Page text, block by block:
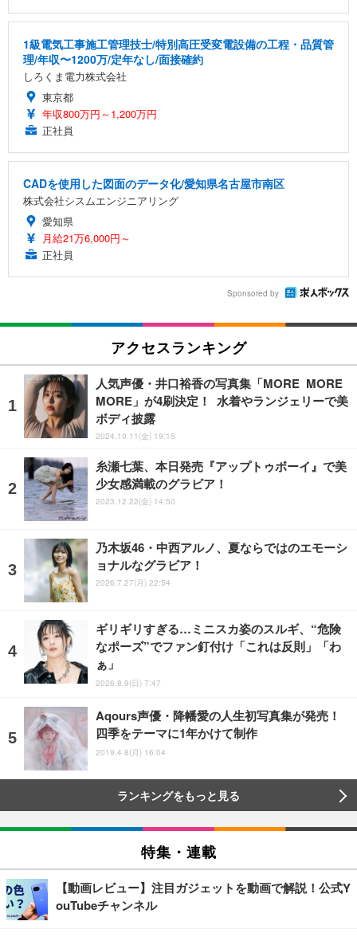
1級電気工事施工管理技士/特別高圧受変電設備の工程・品質管
理/年収〜1200万/定年なし/面接確約
しろくま電力株式会社
東京都
年収800万円～1,200万円
正社員
CADを使用した図面のデータ化/愛知県名古屋市南区
株式会社シスムエンジニアリング
愛知県
月給21万6,000円～
正社員
Sponsored by
アクセスランキング
人気声優・井口裕香の写真集「MORE MORE
MORE」が4刷決定！ 水着やランジェリーで美
ボディ披露
2024.10.11(金) 19:15
糸瀬七葉、本日発売『アップトゥボーイ』で美
少女感満載のグラビア！
2023.12.22(金) 14:50
乃木坂46・中西アルノ、夏ならではのエモーシ
ョナルなグラビア！
2026.7.27(月) 22:54
ギリギリすぎる…ミニスカ姿のスルギ、“危険
なポーズ”でファン釘付け「これは反則」「わ
ぁ」
2026.8.9(日) 7:47
Aqours声優・降幡愛の人生初写真集が発売！
四季をテーマに1年かけて制作
2019.4.8(月) 16:04
ランキングをもっと見る
特集・連載
【動画レビュー】注目ガジェットを動画で解説！公式Y
ouTubeチャンネル